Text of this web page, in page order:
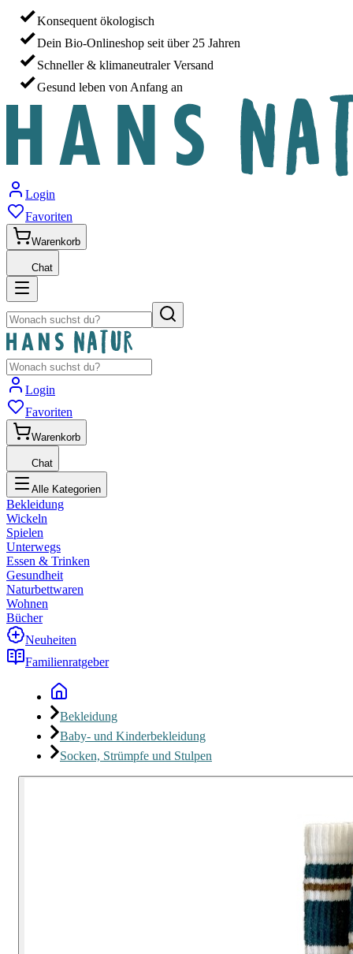
Konsequent ökologisch
Dein Bio-Onlineshop seit über 25 Jahren
Schneller & klimaneutraler Versand
Gesund leben von Anfang an
Login
Favoriten
Warenkorb
Chat
Login
Favoriten
Warenkorb
Chat
Alle Kategorien
Bekleidung
Wickeln
Spielen
Unterwegs
Essen & Trinken
Gesundheit
Naturbettwaren
Wohnen
Bücher
Neuheiten
Familienratgeber
Bekleidung
Baby- und Kinderbekleidung
Socken, Strümpfe und Stulpen